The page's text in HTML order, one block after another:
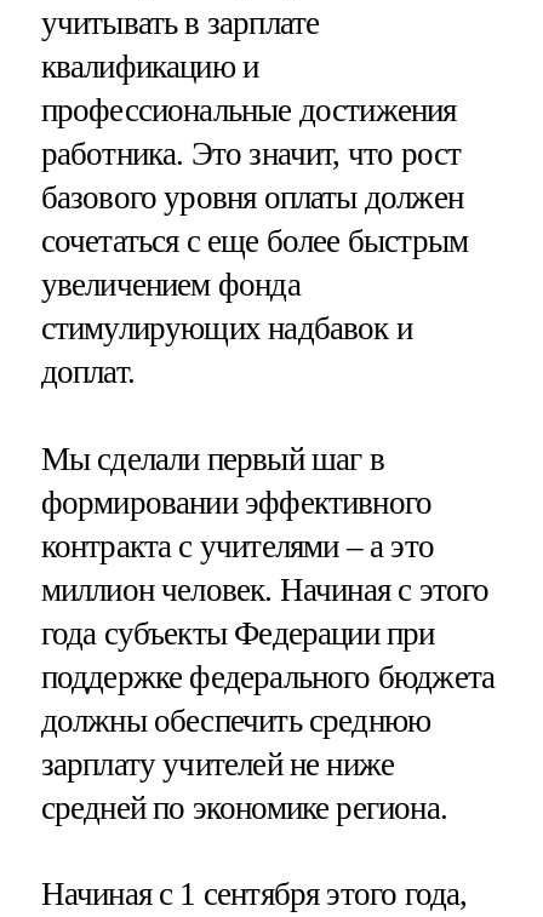
учитывать в зарплате
квалификацию и
профессиональные достижения
работника. Это значит, что рост
базового уровня оплаты должен
сочетаться с еще более быстрым
увеличением фонда
стимулирующих надбавок и
доплат.
Мы сделали первый шаг в
формировании эффективного
контракта с учителями – а это
миллион человек. Начиная с этого
года субъекты Федерации при
поддержке федерального бюджета
должны обеспечить среднюю
зарплату учителей не ниже
средней по экономике региона.
Начиная с 1 сентября этого года,